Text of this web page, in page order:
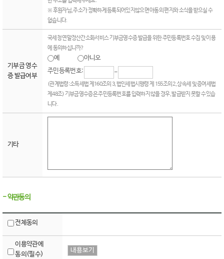
※ 후원자님, 주소가 정확하게 등록되어있지않으면 아동의 편지와 소식을 받으실 수
없습니다.
기부금 영수
증 발급여부
국세청 연말정산간소화서비스 기부금영수증 발급을 위한 주민등록번호 수집 및 이용
에 동의하십니까?
예
아니오
주민등록번호:
-
(관계법령: 소득세법 제160조의 3, 법인세법시행령 제 155조의 2, 상속세 및 증여세법
제48조) 기부금영수증은 주민등록번호를 입력하지 않을 경우, 발급받지 못할 수 있습
니다.
기타
-약관동의
전체동의
이용약관에
동의(필수)